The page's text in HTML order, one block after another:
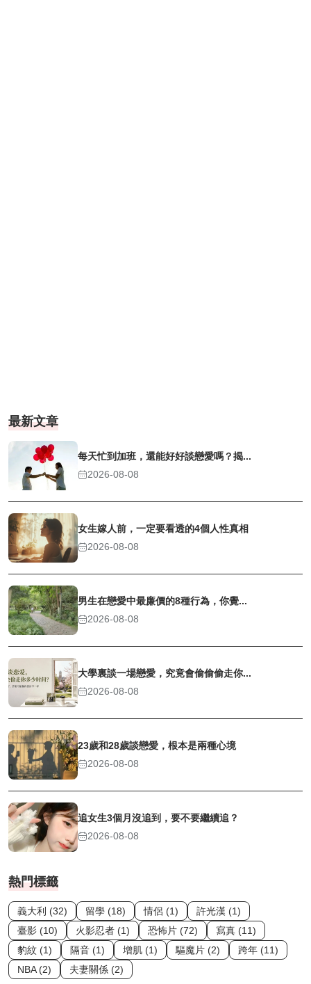
最新文章
每天忙到加班，還能好好談戀愛嗎？揭...
2026-08-08
女生嫁人前，一定要看透的4個人性真相
2026-08-08
男生在戀愛中最廉價的8種行為，你覺...
2026-08-08
大學裏談一場戀愛，究竟會偷偷偷走你...
2026-08-08
23歲和28歲談戀愛，根本是兩種心境
2026-08-08
追女生3個月沒追到，要不要繼續追？
2026-08-08
熱門標籤
義大利 (32) 留學 (18) 情侶 (1)
許光漢 (1)
臺影 (10)
火影忍者 (1) 恐怖片 (72)
寫真 (11)
豹紋 (1)
隔音 (1) 增肌 (1) 驅魔片 (2)
跨年 (11)
NBA (2)
夫妻關係 (2)